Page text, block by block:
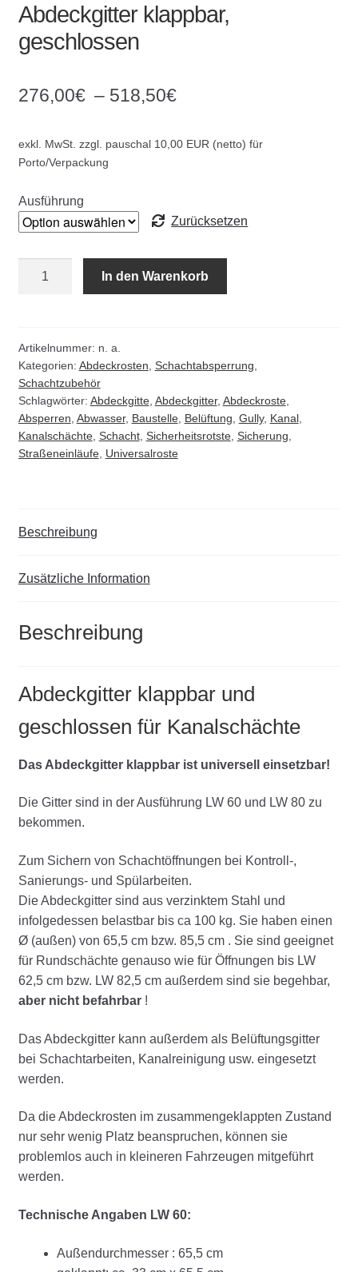
Sonderaktionen
Stadtmöblierung
Vermessung
Verschiedenes
Abdeckgitter klappbar,
geschlossen
276,00€ – 518,50€
exkl. MwSt. zzgl. pauschal 10,00 EUR (netto) für
Porto/Verpackung
Ausführung
Zurücksetzen
In den Warenkorb
Artikelnummer: n. a.
Kategorien: Abdeckrosten, Schachtabsperrung,
Schachtzubehör
Schlagwörter: Abdeckgitte, Abdeckgitter, Abdeckroste,
Absperren, Abwasser, Baustelle, Belüftung, Gully, Kanal,
Kanalschächte, Schacht, Sicherheitsrotste, Sicherung,
Straßeneinläufe, Universalroste
Beschreibung
Zusätzliche Information
Beschreibung
Abdeckgitter klappbar und
geschlossen für Kanalschächte
Das Abdeckgitter klappbar ist universell einsetzbar!
Die Gitter sind in der Ausführung LW 60 und LW 80 zu
bekommen.
Zum Sichern von Schachtöffnungen bei Kontroll-,
Sanierungs- und Spülarbeiten.
Die Abdeckgitter sind aus verzinktem Stahl und
infolgedessen belastbar bis ca 100 kg. Sie haben einen
Ø (außen) von 65,5 cm bzw. 85,5 cm . Sie sind geeignet
für Rundschächte genauso wie für Öffnungen bis LW
62,5 cm bzw. LW 82,5 cm außerdem sind sie begehbar,
aber nicht befahrbar!
Das Abdeckgitter kann außerdem als Belüftungsgitter
bei Schachtarbeiten, Kanalreinigung usw. eingesetzt
werden.
Da die Abdeckrosten im zusammengeklappten Zustand
nur sehr wenig Platz beanspruchen, können sie
problemlos auch in kleineren Fahrzeugen mitgeführt
werden.
Technische Angaben LW 60:
Außendurchmesser : 65,5 cm